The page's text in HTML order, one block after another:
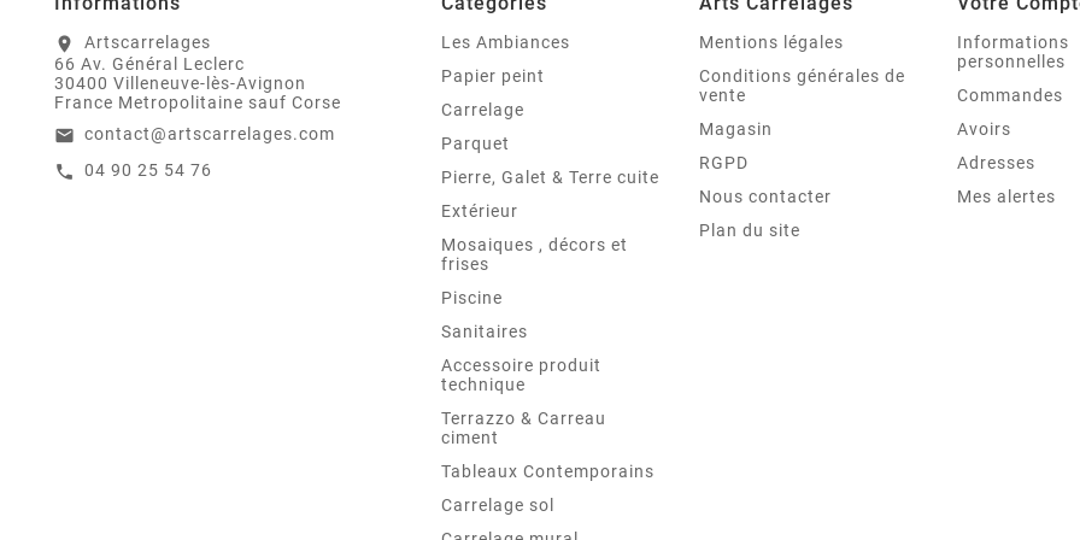
location_on
Artscarrelages
66 Av. Général Leclerc
30400 Villeneuve-lès-Avignon
France Metropolitaine sauf Corse
email contact@artscarrelages.com
call 04 90 25 54 76
Les Ambiances
Papier peint
Carrelage
Parquet
Pierre, Galet & Terre cuite
Extérieur
Mosaiques , décors et
frises
Piscine
Sanitaires
Accessoire produit
technique
Terrazzo & Carreau
ciment
Tableaux Contemporains
Carrelage sol
Mentions légales
Conditions générales de
vente
Magasin
RGPD
Nous contacter
Plan du site
Informations
personnelles
Commandes
Avoirs
Adresses
Mes alertes